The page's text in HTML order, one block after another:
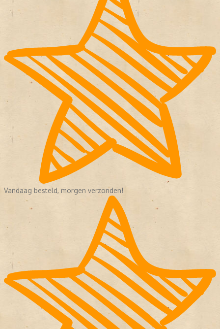
Vandaag besteld, morgen verzonden!